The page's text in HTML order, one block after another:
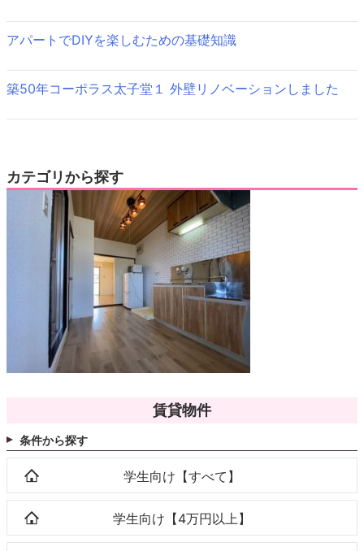
アパートでDIYを楽しむための基礎知識
築50年コーポラス太子堂１ 外壁リノベーションしました
カテゴリから探す
賃貸物件
条件から探す
学生向け【すべて】
学生向け【4万円以上】